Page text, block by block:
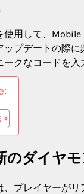
用して、
プデートの際
クなコードを
のダイヤ
プレイヤーが